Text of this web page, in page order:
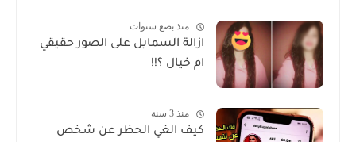
منذ بضع سنوات
ازالة السمايل على الصور حقيقي
ام خيال ؟!!
منذ 3 سنة
كيف الغي الحظر عن شخص